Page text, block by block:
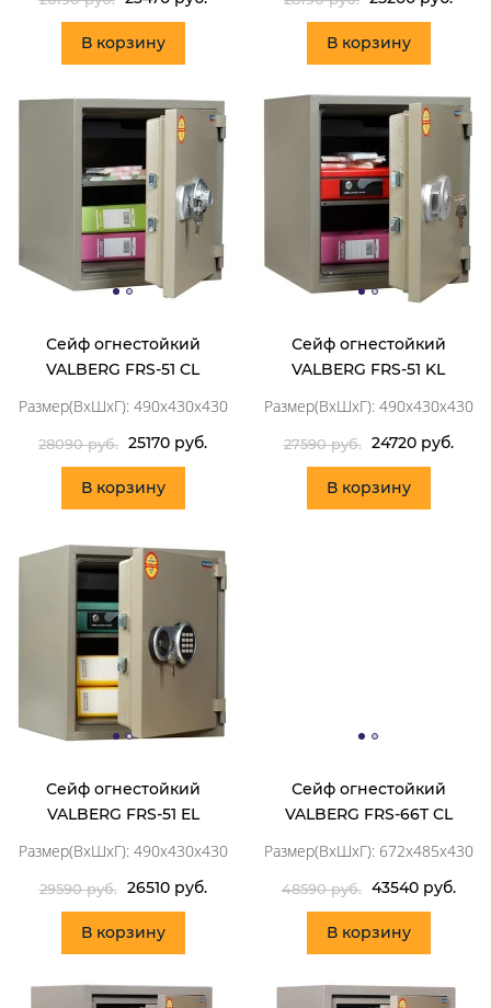
В корзину В корзину
Сейф огнестойкий
VALBERG FRS-51 CL
Размер(ВхШхГ): 490x430x430
28090 руб. 25170 руб.
В корзину
Сейф огнестойкий
VALBERG FRS-51 KL
Размер(ВхШхГ): 490x430x430
27590 руб. 24720 руб.
В корзину
Сейф огнестойкий
VALBERG FRS-51 EL
Размер(ВхШхГ): 490x430x430
29590 руб. 26510 руб.
В корзину
Сейф огнестойкий
VALBERG FRS-66T CL
Размер(ВхШхГ): 672x485x430
48590 руб. 43540 руб.
В корзину